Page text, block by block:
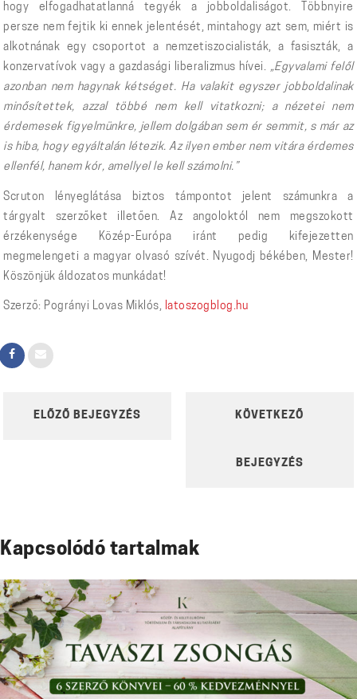
hogy elfogadhatatlanná tegyék a jobboldaliságot. Többnyire
persze nem fejtik ki ennek jelentését, mintahogy azt sem, miért is
alkotnának egy csoportot a nemzetiszocialisták, a fasiszták, a
konzervatívok vagy a gazdasági liberalizmus hívei. „Egyvalami felől
azonban nem hagynak kétséget. Ha valakit egyszer jobboldalinak
minősítettek, azzal többé nem kell vitatkozni; a nézetei nem
érdemesek figyelmünkre, jellem dolgában sem ér semmit, s már az
is hiba, hogy egyáltalán létezik. Az ilyen ember nem vitára érdemes
ellenfél, hanem kór, amellyel le kell számolni.”
Scruton lényeglátása biztos támpontot jelent számunkra a
tárgyalt szerzőket illetően. Az angoloktól nem megszokott
érzékenysége Közép-Európa iránt pedig kifejezetten
megmelengeti a magyar olvasó szívét. Nyugodj békében, Mester!
Köszönjük áldozatos munkádat!
Szerző: Pogrányi Lovas Miklós, latoszogblog.hu
NAVIGATION
ELŐZŐ BEJEGYZÉS KÖVETKEZŐ
BEJEGYZÉS
Kapcsolódó tartalmak